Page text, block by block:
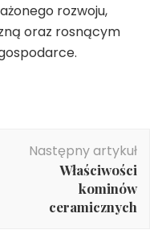
rozwoju,
oraz rosnącym
Następny artykuł
Właściwości
kominów
ceramicznych